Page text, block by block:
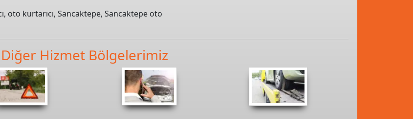
, oto kurtarıcı, Sancaktepe, Sancaktepe oto
Diğer Hizmet Bölgelerimiz